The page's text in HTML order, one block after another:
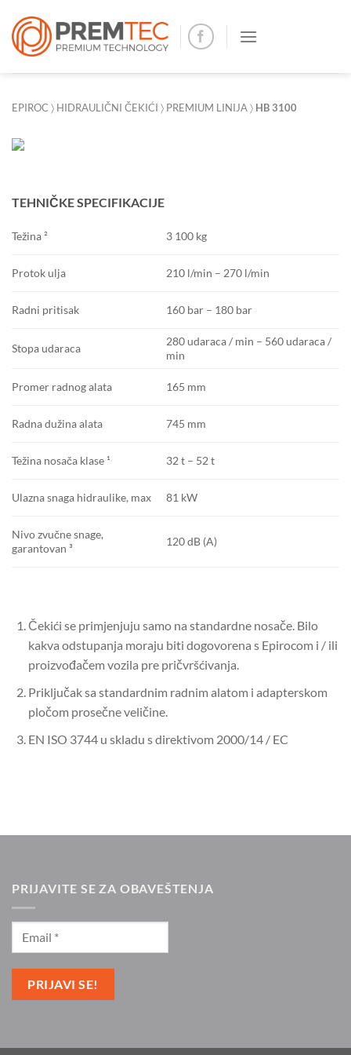
content
EPIROC 〉 HIDRAULIČNI ČEKIĆI 〉 PREMIUM LINIJA〉 HB 3100
TEHNIČKE SPECIFIKACIJE
Težina ² 3 100 kg
Protok ulja 210 l/min – 270 l/min
Radni pritisak 160 bar – 180 bar
Stopa udaraca
280 udaraca / min – 560 udaraca /
min
Promer radnog alata 165 mm
Radna dužina alata 745 mm
Težina nosača klase ¹ 32 t – 52 t
Ulazna snaga hidraulike, max 81 kW
Nivo zvučne snage,
garantovan ³
120 dB (A)
Čekići se primjenjuju samo na standardne nosače. Bilo
kakva odstupanja moraju biti dogovorena s Epirocom i / ili
proizvođačem vozila pre pričvršćivanja.
Priključak sa standardnim radnim alatom i adapterskom
pločom prosečne veličine.
EN ISO 3744 u skladu s direktivom 2000/14 / EC
PRIJAVITE SE ZA OBAVEŠTENJA